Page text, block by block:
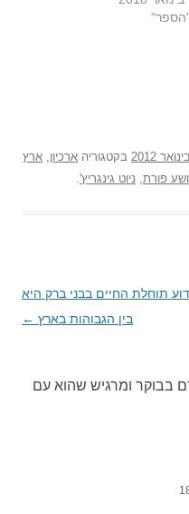
בקטגוריה ארכיון, ארץ
פורת, ניוט גינגריץ'.
תוחלת החיים בבני ברק היא
בין הגבוהות בארץ ←
בבוקר ומרגיש שהוא עם